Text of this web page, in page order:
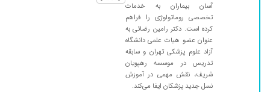
آقای دکتر بسیار مهربان و با دانش هستند
دکتر خوش اخلاق و متخصص
عدم رضایت
موفق باشید
من یکبار رفتم و ازمایش دادن
آسان بیماران به خدمات
تخصصی روماتولوژی را فراهم
کرده است. دکتر رامین رضائی به
عنوان عضو هیات علمی دانشگاه
آزاد علوم پزشکی تهران و سابقه
تدریس در موسسه رهپویان
شریف، نقش مهمی در آموزش
نسل جدید پزشکان ایفا می‌کند.